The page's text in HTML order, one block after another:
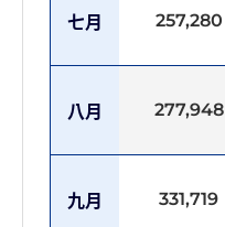
七月 257,280
八月 277,948
九月 331,719